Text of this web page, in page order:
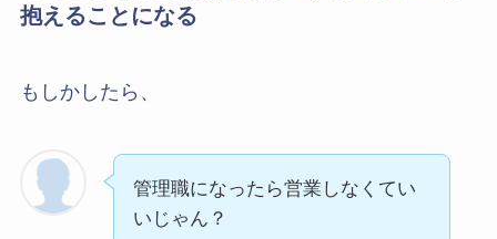
抱えることになる
もしかしたら、
管理職になったら営業しなくてい
いじゃん？